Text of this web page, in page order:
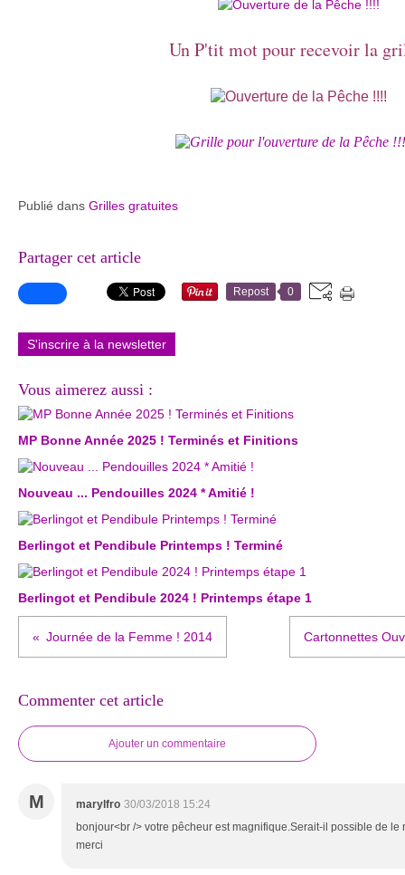
Un P'tit mot pour recevoir la
Publié dans Grilles gratuites
Partager cet article
Repost 0
S'inscrire à la newsletter
Vous aimerez aussi :
MP Bonne Année 2025 ! Terminés et Finitions
Nouveau ... Pendouilles 2024 * Amitié !
Berlingot et Pendibule Printemps ! Terminé
Berlingot et Pendibule 2024 ! Printemps étape 1
Journée de la Femme ! 2014 Cartonnettes
Commenter cet article
Ajouter un commentaire
M marylfro 30/03/2018 15:24
bonjour<br /> votre pêcheur est magnifique.Serait-il possible de le
merci